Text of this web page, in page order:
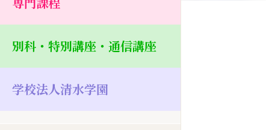
別科・特別講座・通信講座
学校法人清水学園